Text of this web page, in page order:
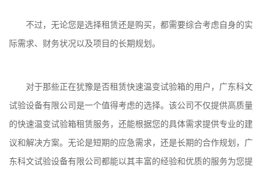
不过，无论您是选择租赁还是购买，都需要综合考虑自身的实
际需求、财务状况以及项目的长期规划。
对于那些正在犹豫是否租赁快速温变试验箱的用户，广东科文
试验设备有限公司是一个值得考虑的选择。该公司不仅提供高质量
的快速温变试验箱租赁服务，还能根据您的具体需求提供专业的建
议和解决方案。无论是短期的应急需求，还是长期的合作规划，广
东科文试验设备有限公司都能以其丰富的经验和优质的服务为您提